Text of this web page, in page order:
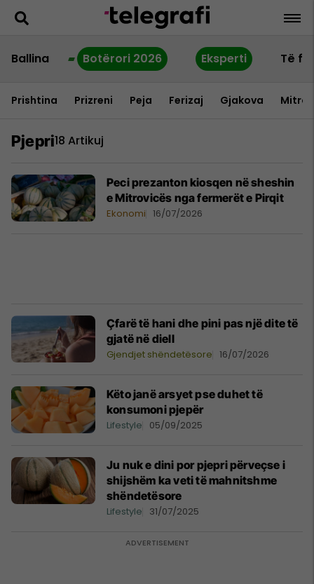
Ballina Botërori 2026 Eksperti Të
Prishtina Prizreni Peja Ferizaj Gjakova
Pjepri18 Artikuj
Peci prezanton kiosqen në sheshin
e Mitrovicës nga fermerët e Pirqit
Ekonomi 16/07/2026
Çfarë të hani dhe pini pas një dite të
gjatë në diell
Gjendjet shëndetësore 16/07/2026
Këto janë arsyet pse duhet të
konsumoni pjepër
Lifestyle 05/09/2025
Ju nuk e dini por pjepri përveçse i
shijshëm ka veti të mahnitshme
shëndetësore
Lifestyle 31/07/2025